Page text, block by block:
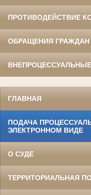
ПРОТИВОДЕЙСТВИЕ
ОБРАЩЕНИЯ ГРАЖДАН
ГЛАВНАЯ
ПОДАЧА
ЭЛЕКТРОННОМ ВИДЕ
О СУДЕ
ТЕРРИТОРИАЛЬНАЯ